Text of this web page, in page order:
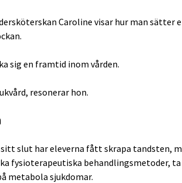
Caroline visar hur man sätter
sig en framtid inom vården.
resonerar hon.
slut har eleverna fått skrapa tandsten,
fysioterapeutiska behandlingsmetoder, ta
metabola sjukdomar.